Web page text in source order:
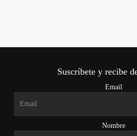
Suscríbete y recibe
Email
Nombre